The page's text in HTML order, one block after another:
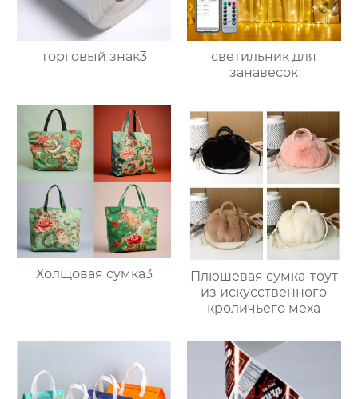
торговый знак3
светильник для
занавесок
Холщовая сумка3
Плюшевая сумка-тоут
из искусственного
кроличьего меха